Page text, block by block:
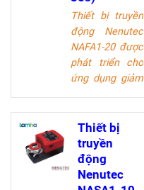
tiết khí chạy
nhanh.
Thiết bị truyền
động Nenutec
NAFA1-20 được
phát triển cho
ứng dụng giảm
nói chung, van
quay và các
thiết bị khác
yêu cầu chức
năng an toàn.
Trong quá trình
Thiết bị
truyền
động
Nenutec